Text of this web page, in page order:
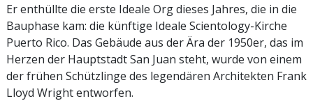
Er enthüllte die erste Ideale Org dieses Jahres, die in die
Bauphase kam: die künftige Ideale Scientology-Kirche
Puerto Rico. Das Gebäude aus der Ära der 1950er, das im
Herzen der Hauptstadt San Juan steht, wurde von einem
der frühen Schützlinge des legendären Architekten Frank
Lloyd Wright entworfen.